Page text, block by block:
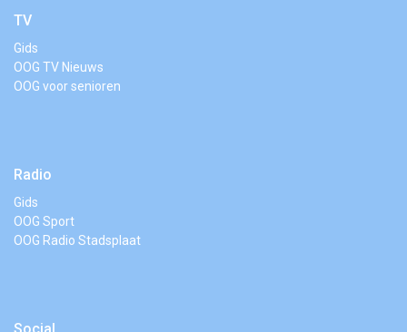
TV
Gids
OOG TV Nieuws
OOG voor senioren
Radio
Gids
OOG Sport
OOG Radio Stadsplaat